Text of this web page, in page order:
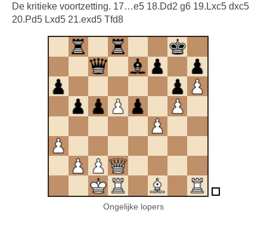
De kritieke voortzetting. 17…e5 18.Dd2 g6 19.Lxc5 dxc5
20.Pd5 Lxd5 21.exd5 Tfd8
Ongelijke lopers